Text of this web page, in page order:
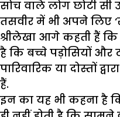
सोच वाले लोग छोटी सी
तसवीर में भी अपने लिए
श्रीलेखा आगे कहती हैं कि
है कि बच्चे पड़ोसियों और
पारिवारिक या दोस्तों
हैं.
इन का यह भी कहना है